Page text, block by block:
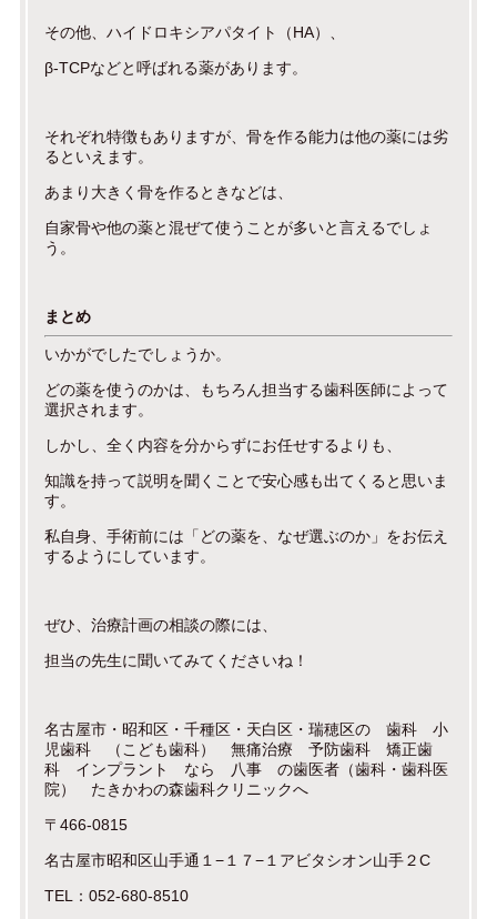
その他、ハイドロキシアパタイト（HA）、
β-TCPなどと呼ばれる薬があります。
それぞれ特徴もありますが、骨を作る能力は他の薬には劣
るといえます。
あまり大きく骨を作るときなどは、
自家骨や他の薬と混ぜて使うことが多いと言えるでしょ
う。
まとめ
いかがでしたでしょうか。
どの薬を使うのかは、もちろん担当する歯科医師によって
選択されます。
しかし、全く内容を分からずにお任せするよりも、
知識を持って説明を聞くことで安心感も出てくると思いま
す。
私自身、手術前には「どの薬を、なぜ選ぶのか」をお伝え
するようにしています。
ぜひ、治療計画の相談の際には、
担当の先生に聞いてみてくださいね！
名古屋市・昭和区・千種区・天白区・瑞穂区の 歯科 小
児歯科 （こども歯科） 無痛治療 予防歯科 矯正歯
科 インプラント なら 八事 の歯医者（歯科・歯科医
院） たきかわの森歯科クリニックへ
〒466-0815
名古屋市昭和区山手通１−１７−１アビタシオン山手２C
TEL：052-680-8510